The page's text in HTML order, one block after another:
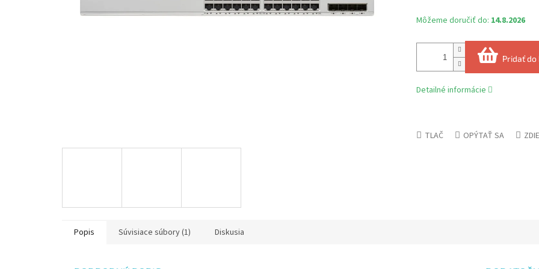
Môžeme doručiť do: 14.8.2026
Pridať do
Detailné informácie
TLAČ OPÝTAŤ SA
Popis Súvisiace súbory (1) Diskusia